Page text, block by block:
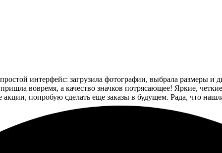
интерфейс: загрузила фотографии, выбрала размеры
вовремя, а качество значков потрясающее! Яркие,
попробую сделать еще заказы в будущем. Рада, что